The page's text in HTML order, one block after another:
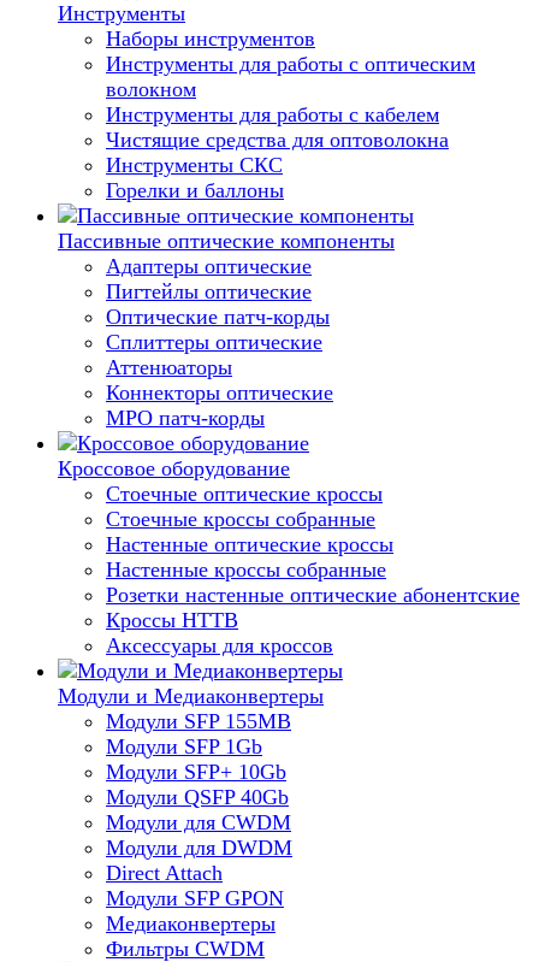
Инструменты
Наборы инструментов
Инструменты для работы с оптическим
волокном
Инструменты для работы с кабелем
Чистящие средства для оптоволокна
Инструменты СКС
Горелки и баллоны
Пассивные оптические компоненты
Адаптеры оптические
Пигтейлы оптические
Оптические патч-корды
Сплиттеры оптические
Аттенюаторы
Коннекторы оптические
MPO патч-корды
Кроссовое оборудование
Стоечные оптические кроссы
Стоечные кроссы собранные
Настенные оптические кроссы
Настенные кроссы собранные
Розетки настенные оптические абонентские
Кроссы HTTB
Аксессуары для кроссов
Модули и Медиаконвертеры
Модули SFP 155MB
Модули SFP 1Gb
Модули SFP+ 10Gb
Модули QSFP 40Gb
Модули для CWDM
Модули для DWDM
Direct Attach
Модули SFP GPON
Медиаконвертеры
Фильтры CWDM